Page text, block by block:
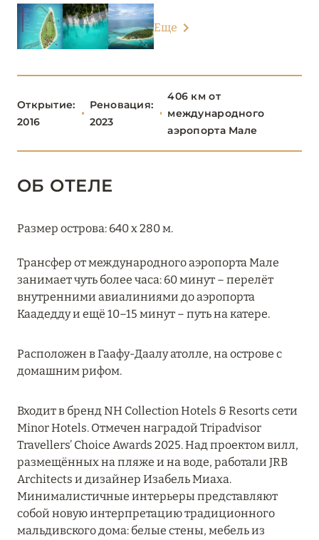
СЕВЕРНЫЙ МАЛЕ
ТАА
ШАВИЙАНИ
Еще
Открытие:
2016
Реновация:
2023
406 км от
международного
аэропорта Мале
ОБ ОТЕЛЕ
Размер острова: 640 х 280 м.
Трансфер от международного аэропорта Мале
занимает чуть более часа: 60 минут – перелёт
внутренними авиалиниями до аэропорта
Каадедду и ещё 10–15 минут – путь на катере.
Расположен в Гаафу-Даалу атолле, на острове с
домашним рифом.
Входит в бренд NH Collection Hotels & Resorts сети
Minor Hotels. Отмечен наградой Tripadvisor
Travellers’ Choice Awards 2025. Над проектом вилл,
размещённых на пляже и на воде, работали JRB
Architects и дизайнер Изабель Миаха.
Минималистичные интерьеры представляют
собой новую интерпретацию традиционного
мальдивского дома: белые стены, мебель из